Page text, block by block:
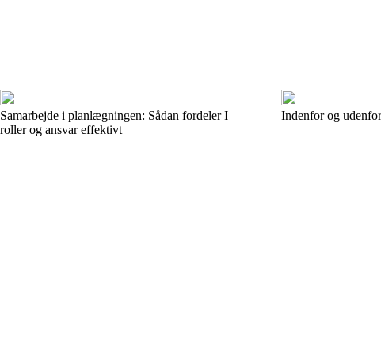
Samarbejde i planlægningen: Sådan fordeler I
roller og ansvar effektivt
Indenfor og